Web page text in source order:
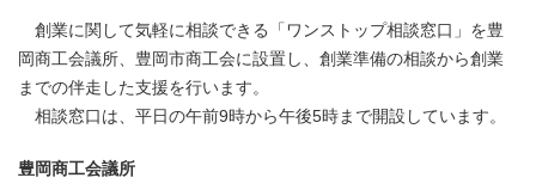
創業に関して気軽に相談できる「ワンストップ相談窓口」を豊
岡商工会議所、豊岡市商工会に設置し、創業準備の相談から創業
までの伴走した支援を行います。
相談窓口は、平日の午前9時から午後5時まで開設しています。
豊岡商工会議所